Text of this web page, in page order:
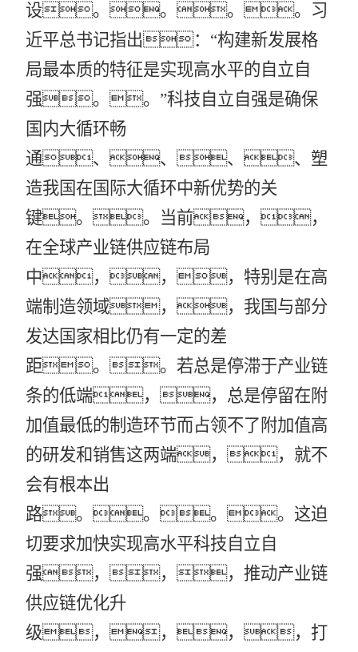
设。。。。习
近平总书记指出： “构建新发展格
局最本质的特征是实现高水平的自立自
强。。”科技自立自强是确保
国内大循环畅
通、、、、塑
造我国在国际大循环中新优势的关
键。。当前，，
在全球产业链供应链布局
中，，，特别是在高
端制造领域，，我国与部分
发达国家相比仍有一定的差
距。。若总是停滞于产业链
条的低端，，总是停留在附
加值最低的制造环节而占领不了附加值高
的研发和销售这两端，，就不
会有根本出
路。。。。这迫
切要求加快实现高水平科技自立自
强，，，推动产业链
供应链优化升
级，，，，打